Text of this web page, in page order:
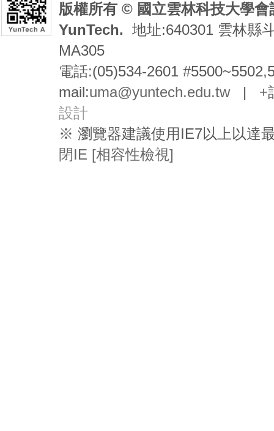
版權所有 © 國立雲林科技大學
YunTech. 地址:640301 雲林縣
MA305
電話:(05)534-2601
mail:uma@yuntech.edu.tw| +
設計
※ 瀏覽器建議使用IE7以上以達
閉IE [相容性檢視]